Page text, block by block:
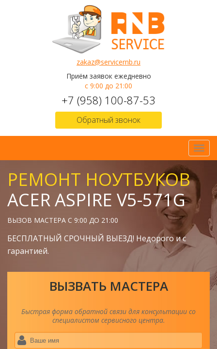
zakaz@servicernb.ru
Приём заявок ежедневно
с 9:00 до 21:00
+7 (958) 100-87-53
Обратный звонок
РЕМОНТ НОУТБУКОВ
ACER ASPIRE V5-571G
ВЫЗОВ МАСТЕРА С 9:00 ДО 21:00
БЕСПЛАТНЫЙ СРОЧНЫЙ ВЫЕЗД! Недорого и с
гарантией.
ВЫЗВАТЬ МАСТЕРА
Быстрая форма обратной связи для консультации со
специалистом сервисного центра.